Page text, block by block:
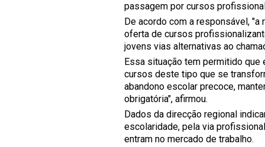
passagem por cursos
De acordo com a responsável,
oferta de cursos
jovens vias alternativas ao
Essa situação tem permitido
cursos deste tipo que se
abandono escolar precoce,
obrigatória", afirmou.
Dados da direcção regional
escolaridade, pela via
entram no mercado de trabalho.